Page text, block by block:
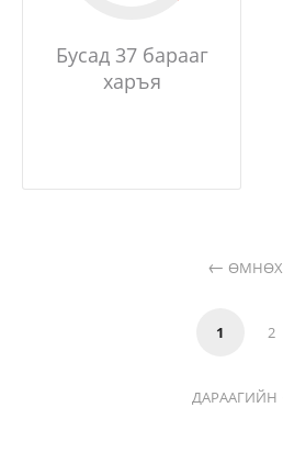
Бусад 37 барааг
харъя
ӨМНӨХ
1 2
ДАРААГИЙН